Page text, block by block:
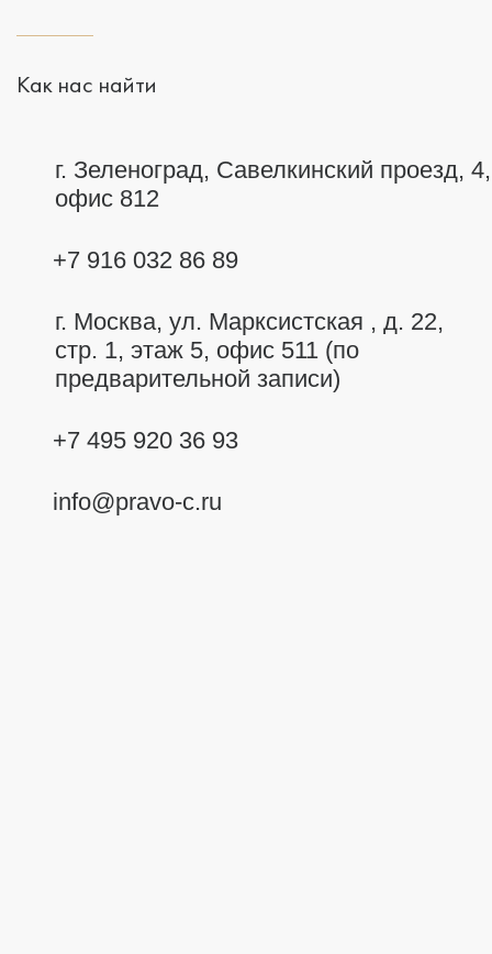
Как нас найти
г. Зеленоград, Савелкинский проезд, 4,
офис 812
+7 916 032 86 89
г. Москва, ул. Марксистская , д. 22,
стр. 1, этаж 5, офис 511 (по
предварительной записи)
+7 495 920 36 93
info@pravo-c.ru